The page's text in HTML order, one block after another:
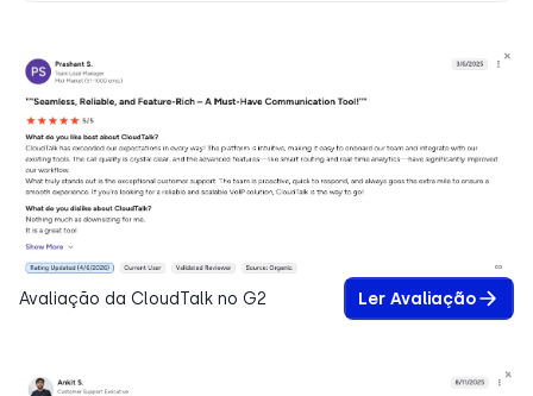
Avaliação da CloudTalk no G2 Ler Avaliação